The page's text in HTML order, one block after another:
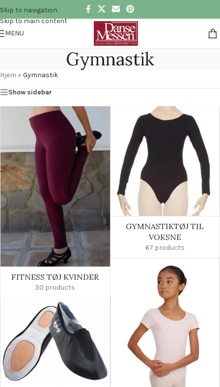
Skip to navigation
Skip to main content
MENU
Gymnastik
Hjem » Gymnastik
Show sidebar
FITNESS TØJ KVINDER
30 products
GYMNASTIKTØJ TIL
VOKSNE
67 products